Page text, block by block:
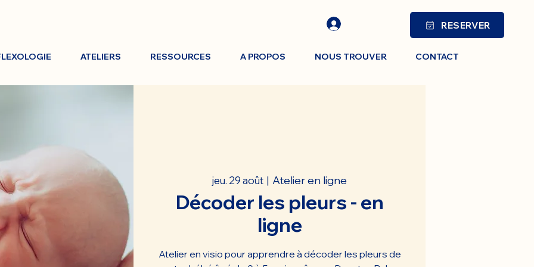
RESERVER
ATELIERS RESSOURCES A PROPOS NOUS TROUVER CONTACT
jeu. 29 août
  |
Atelier en ligne
Décoder les pleurs - en
ligne
Atelier en visio pour apprendre à décoder les pleurs de